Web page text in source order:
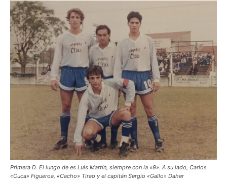
Primera D. El lungo de es Luis Martín, siempre con la «9». A su lado, Carlos
«Cuca» Figueroa, «Cacho» Tirao y el capitán Sergio «Gallo» Daher